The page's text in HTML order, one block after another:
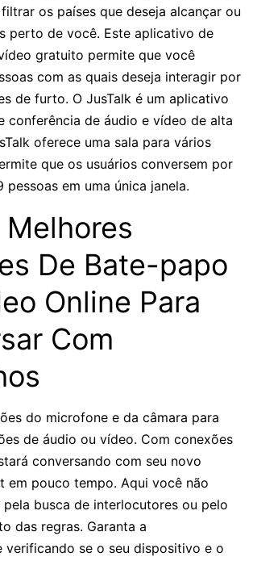
os países que deseja alcançar ou
perto de você. Este aplicativo de
gratuito permite que você
com as quais deseja interagir por
de furto. O JusTalk é um aplicativo
conferência de áudio e vídeo de alta
oferece uma sala para vários
que os usuários conversem por
em uma única janela.
Melhores
De Bate-papo
Online Para
Com
do microfone e da câmara para
de áudio ou vídeo. Com conexões
conversando com seu novo
em pouco tempo. Aqui você não
busca de interlocutores ou pelo
das regras. Garanta a
verificando se o seu dispositivo e o